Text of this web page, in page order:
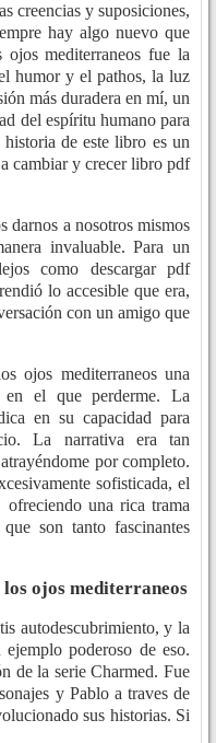
creencias y suposiciones,
hay algo nuevo que
mediterraneos fue la
humor y el pathos, la luz
más duradera en mí, un
del espíritu humano para
de este libro es un
cambiar y crecer libro pdf
darnos a nosotros mismos
invaluable. Para un
como descargar pdf
lo accesible que era,
con un amigo que
ojos mediterraneos una
en el que perderme. La
en su capacidad para
La narrativa era tan
por completo.
sofisticada, el
ofreciendo una rica trama
son tanto fascinantes
ojos mediterraneos
autodescubrimiento, y la
poderoso de eso.
de la serie Charmed. Fue
y Pablo a traves de
sus historias. Si